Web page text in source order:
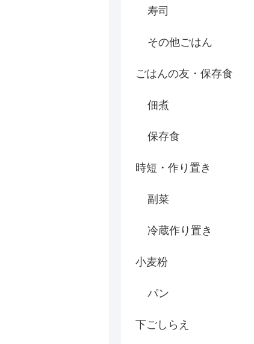
寿司
その他ごはん
ごはんの友・保存食
佃煮
保存食
時短・作り置き
副菜
冷蔵作り置き
小麦粉
パン
下ごしらえ